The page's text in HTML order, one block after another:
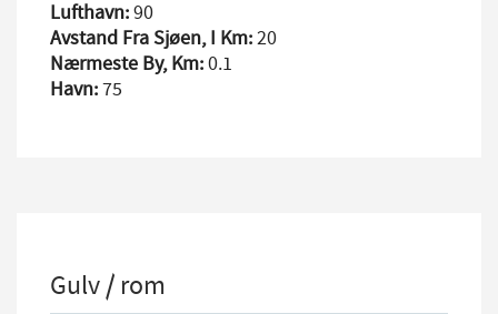
Lufthavn:90
Avstand Fra Sjøen, I Km:20
Nærmeste By, Km:0.1
Havn:75
Gulv / rom